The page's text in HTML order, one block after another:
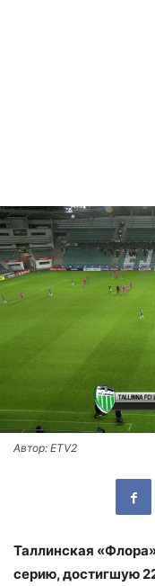
Автор: ETV2
Таллинская
серию, достигшую